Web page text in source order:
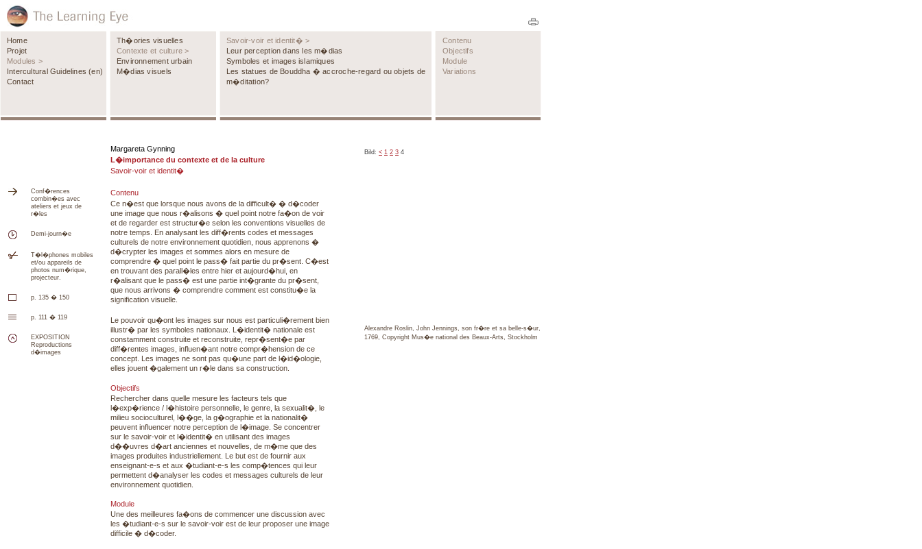
Home
Projet
Modules >
Intercultural Guidelines (en)
Contact
Th�ories visuelles
Contexte et culture >
Environnement urbain
M�dias visuels
Savoir-voir et identit� >
Leur perception dans les m�dias
Symboles et images islamiques
Les statues de Bouddha � accroche-regard ou objets de
m�ditation?
Contenu
Objectifs
Module
Variations
Conf�rences
combin�es avec
ateliers et jeux de
r�les
Demi-journ�e
T�l�phones mobiles
et/ou appareils de
photos num�rique,
projecteur.
p. 135 � 150
p. 111 � 119
EXPOSITION
Reproductions
d�images
Margareta Gynning
L�importance du contexte et de la culture
Savoir-voir et identit�
Contenu
Ce n�est que lorsque nous avons de la difficult� � d�coder
une image que nous r�alisons � quel point notre fa�on de voir
et de regarder est structur�e selon les conventions visuelles de
notre temps. En analysant les diff�rents codes et messages
culturels de notre environnement quotidien, nous apprenons �
d�crypter les images et sommes alors en mesure de
comprendre � quel point le pass� fait partie du pr�sent. C�est
en trouvant des parall�les entre hier et aujourd�hui, en
r�alisant que le pass� est une partie int�grante du pr�sent,
que nous arrivons � comprendre comment est constitu�e la
signification visuelle.
Le pouvoir qu�ont les images sur nous est particuli�rement bien
illustr� par les symboles nationaux. L�identit� nationale est
constamment construite et reconstruite, repr�sent�e par
diff�rentes images, influen�ant notre compr�hension de ce
concept. Les images ne sont pas qu�une part de l�id�ologie,
elles jouent �galement un r�le dans sa construction.
Objectifs
Rechercher dans quelle mesure les facteurs tels que
l�exp�rience / l�histoire personnelle, le genre, la sexualit�, le
milieu socioculturel, l��ge, la g�ographie et la nationalit�
peuvent influencer notre perception de l�image. Se concentrer
sur le savoir-voir et l�identit� en utilisant des images
d��uvres d�art anciennes et nouvelles, de m�me que des
images produites industriellement. Le but est de fournir aux
enseignant-e-s et aux �tudiant-e-s les comp�tences qui leur
permettent d�analyser les codes et messages culturels de leur
environnement quotidien.
Module
Une des meilleures fa�ons de commencer une discussion avec
les �tudiant-e-s sur le savoir-voir est de leur proposer une image
difficile � d�coder.
Bild: < 1 2 3 4
Alexandre Roslin, John Jennings, son fr�re et sa belle-s�ur,
1769, Copyright Mus�e national des Beaux-Arts, Stockholm